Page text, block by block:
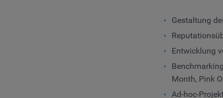
Gestaltung
Entwicklung
Month, Pink
Ad-hoc-